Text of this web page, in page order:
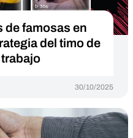
de famosas en
del timo de
30/10/2025